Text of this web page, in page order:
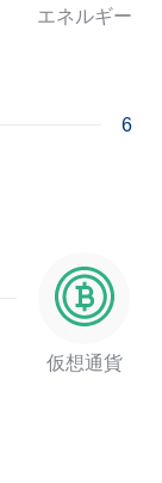
エネルギー
6
仮想通貨